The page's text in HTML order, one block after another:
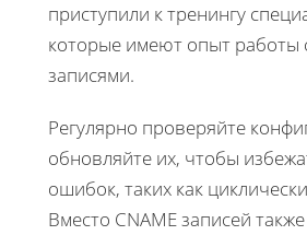
приступили к тренингу
которые имеют опыт работы
записями.
Регулярно проверяйте
обновляйте их, чтобы
ошибок, таких как
Вместо CNAME записей